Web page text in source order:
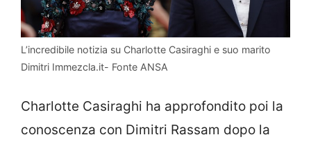
L’incredibile notizia su Charlotte Casiraghi e suo marito
Dimitri Immezcla.it- Fonte ANSA
Charlotte Casiraghi ha approfondito poi la
conoscenza con Dimitri Rassam dopo la